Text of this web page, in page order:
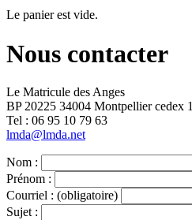
Le panier est vide.
Nous contacter
Le Matricule des Anges
BP 20225 34004 Montpellier cedex 1
Tel : ‭06 95 10 79 63
lmda@lmda.net
Nom :
Prénom :
Courriel : (obligatoire)
Sujet :